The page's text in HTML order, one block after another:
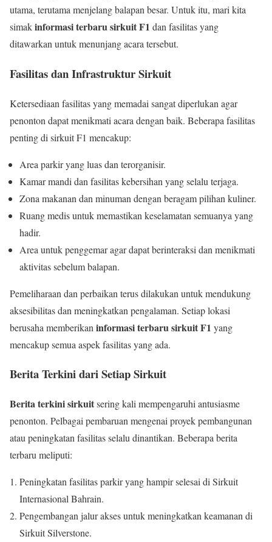
utama, terutama menjelang balapan besar. Untuk itu, mari kita
simakinformasi terbaru sirkuit F1 dan fasilitas yang
ditawarkan untuk menunjang acara tersebut.
Fasilitas dan Infrastruktur Sirkuit
Ketersediaan fasilitas yang memadai sangat diperlukan agar
penonton dapat menikmati acara dengan baik. Beberapa fasilitas
penting di sirkuit F1 mencakup:
Area parkir yang luas dan terorganisir.
Kamar mandi dan fasilitas kebersihan yang selalu terjaga.
Zona makanan dan minuman dengan beragam pilihan kuliner.
Ruang medis untuk memastikan keselamatan semuanya yang
hadir.
Area untuk penggemar agar dapat berinteraksi dan menikmati
aktivitas sebelum balapan.
Pemeliharaan dan perbaikan terus dilakukan untuk mendukung
aksesibilitas dan meningkatkan pengalaman. Setiap lokasi
berusaha memberikan informasi terbaru sirkuit F1 yang
mencakup semua aspek fasilitas yang ada.
Berita Terkini dari Setiap Sirkuit
Berita terkini sirkuitsering kali mempengaruhi antusiasme
penonton. Pelbagai pembaruan mengenai proyek pembangunan
atau peningkatan fasilitas selalu dinantikan. Beberapa berita
terbaru meliputi:
Peningkatan fasilitas parkir yang hampir selesai di Sirkuit
Internasional Bahrain.
Pengembangan jalur akses untuk meningkatkan keamanan di
Sirkuit Silverstone.